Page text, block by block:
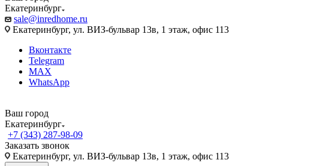
Екатеринбург
sale@inredhome.ru
Екатеринбург, ул. ВИЗ-бульвар 13в, 1 этаж, офис 113
Вконтакте
Telegram
MAX
WhatsApp
Ваш город
Екатеринбург
+7 (343) 287-98-09
Заказать звонок
Екатеринбург, ул. ВИЗ-бульвар 13в, 1 этаж, офис 113